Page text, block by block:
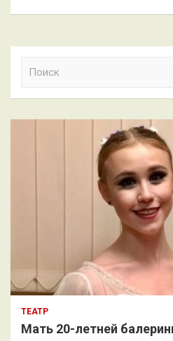
к
ТЕАТР
Мать 20-летней